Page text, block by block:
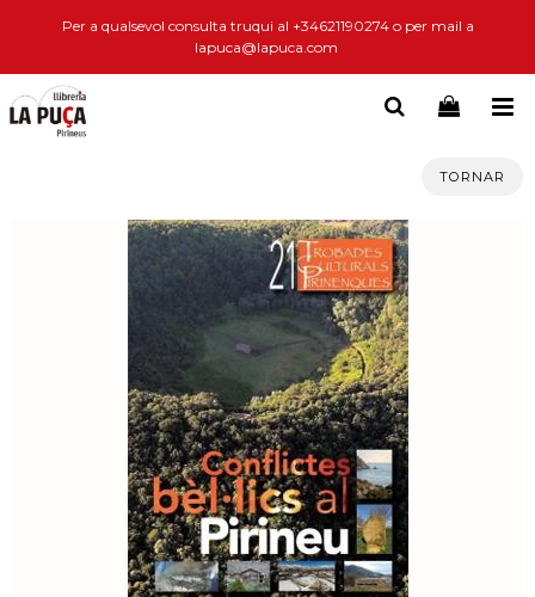
Per a qualsevol consulta truqui al +34621190274 o per mail a
lapuca@lapuca.com
TORNAR